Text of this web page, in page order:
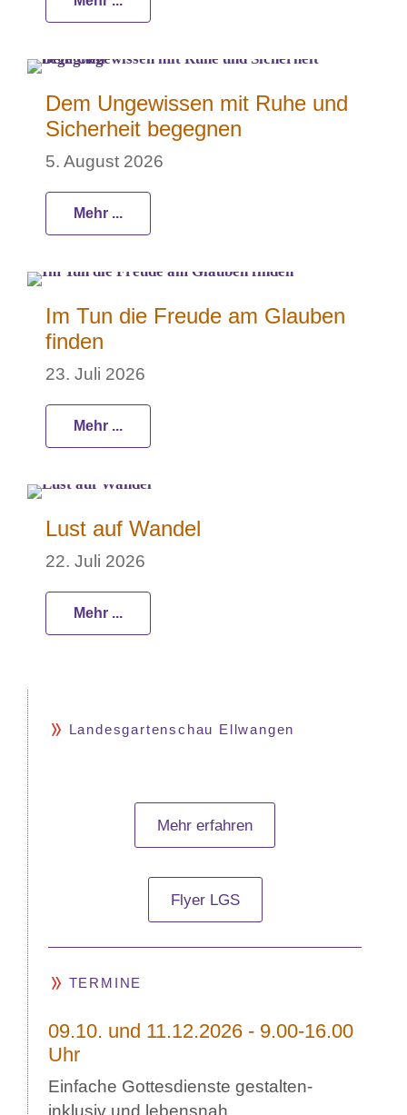
Dem Ungewissen mit Ruhe und
Sicherheit begegnen
5. August 2026
Mehr ...
Im Tun die Freude am Glauben
finden
23. Juli 2026
Mehr ...
Lust auf Wandel
22. Juli 2026
Mehr ...
Landesgartenschau Ellwangen
Mehr erfahren
Flyer LGS
TERMINE
09.10. und 11.12.2026 - 9.00-16.00
Uhr
Einfache Gottesdienste gestalten-
inklusiv und lebensnah